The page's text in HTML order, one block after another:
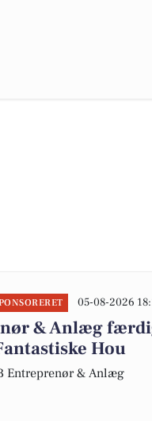
05-08-2026
& Anlæg
Hou
Entreprenør & Anlæg